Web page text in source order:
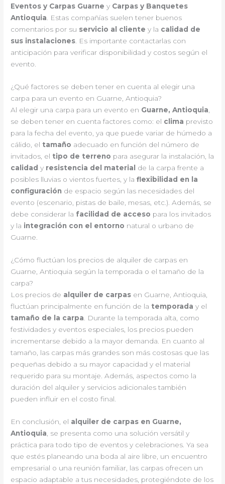
Eventos y Carpas Guarne y Carpas y Banquetes
Antioquia. Estas compañías suelen tener buenos
comentarios por su servicio al cliente y la calidad de
sus instalaciones. Es importante contactarlas con
anticipación para verificar disponibilidad y costos según el
evento.
¿Qué factores se deben tener en cuenta al elegir una
carpa para un evento en Guarne, Antioquia?
Al elegir una carpa para un evento en Guarne, Antioquia,
se deben tener en cuenta factores como: el clima previsto
para la fecha del evento, ya que puede variar de húmedo a
cálido, el tamaño adecuado en función del número de
invitados, el tipo de terreno para asegurar la instalación, la
calidad y resistencia del material
de la carpa frente a
posibles lluvias o vientos fuertes, y laflexibilidad en la
configuración de espacio según las necesidades del
evento (escenario, pistas de baile, mesas, etc.). Además, se
debe considerar la facilidad de acceso para los invitados
y la integración con el entorno natural o urbano de
Guarne.
¿Cómo fluctúan los precios de alquiler de carpas en
Guarne, Antioquia según la temporada o el tamaño de la
carpa?
Los precios de alquiler de carpas en Guarne, Antioquia,
fluctúan principalmente en función de la temporada y el
tamaño de la carpa . Durante la temporada alta, como
festividades y eventos especiales, los precios pueden
incrementarse debido a la mayor demanda. En cuanto al
tamaño, las carpas más grandes son más costosas que las
pequeñas debido a su mayor capacidad y el material
requerido para su montaje. Además, aspectos como la
duración del alquiler y servicios adicionales también
pueden influir en el costo final.
En conclusión, el alquiler de carpas en Guarne,
Antioquia , se presenta como una solución versátil y
práctica para todo tipo de eventos y celebraciones. Ya sea
que estés planeando una boda al aire libre, un encuentro
empresarial o una reunión familiar, las carpas ofrecen un
espacio adaptable a tus necesidades, protegiéndote de los